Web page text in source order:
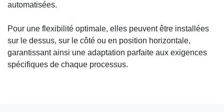
automatisées.
Pour une flexibilité optimale, elles peuvent être installées
sur le dessus, sur le côté ou en position horizontale,
garantissant ainsi une adaptation parfaite aux exigences
spécifiques de chaque processus.